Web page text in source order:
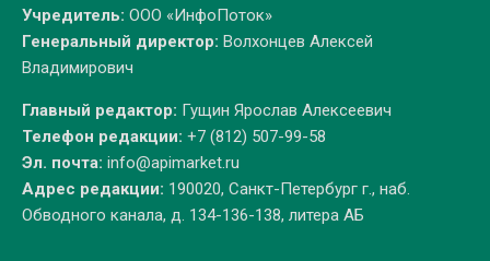
Учредитель: ООО «ИнфоПоток»
Генеральный директор: Волхонцев Алексей
Владимирович
Главный редактор: Гущин Ярослав Алексеевич
Телефон редакции: +7 (812) 507-99-58
Эл. почта: info@apimarket.ru
Адрес редакции: 190020, Санкт-Петербург г., наб.
Обводного канала, д. 134-136-138, литера АБ